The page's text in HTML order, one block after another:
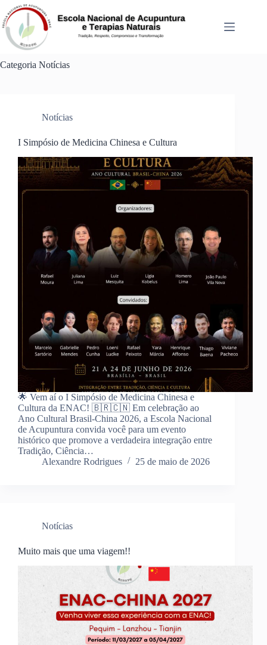
Categoria Notícias
Notícias
I Simpósio de Medicina Chinesa e Cultura
🌟 Vem aí o I Simpósio de Medicina Chinesa e
Cultura da ENAC! 🇧🇷🇨🇳 Em celebração ao
Ano Cultural Brasil-China 2026, a Escola Nacional
de Acupuntura convida você para um evento
histórico que promove a verdadeira integração entre
Tradição, Ciência…
Alexandre Rodrigues
25 de maio de 2026
Notícias
Muito mais que uma viagem!!